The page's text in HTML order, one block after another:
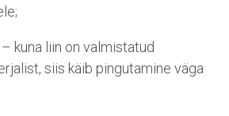
– kuna liin on valmistatud
siis käib pingutamine väga